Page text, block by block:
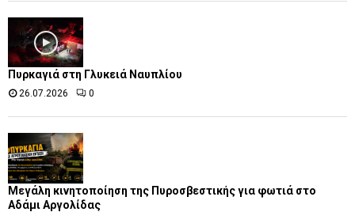
Πυρκαγιά στη Γλυκειά Ναυπλίου
26.07.2026 0
Μεγάλη κινητοποίηση της Πυροσβεστικής για φωτιά στο
Αδάμι Αργολίδας